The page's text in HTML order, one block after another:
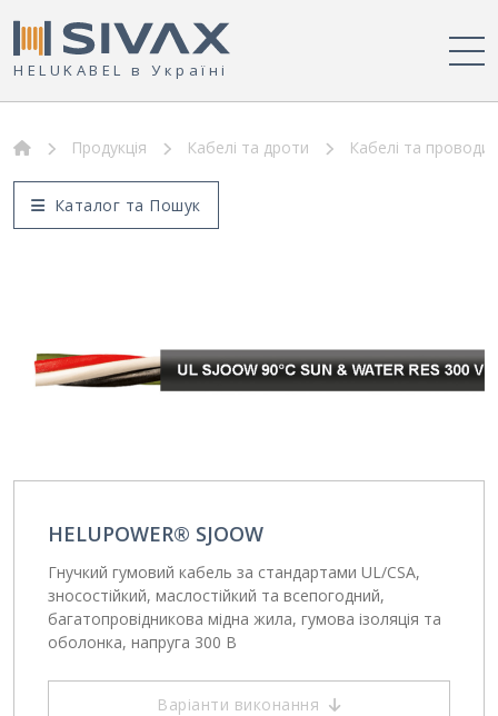
HELUKABEL в Україні
Продукція Кабелі та дроти Кабелі та проводи
Каталог та Пошук
HELUPOWER® SJOOW
Гнучкий гумовий кабель за стандартами UL/CSA,
зносостійкий, маслостійкий та всепогодний,
багатопровідникова мідна жила, гумова ізоляція та
оболонка, напруга 300 В
Варіанти виконання